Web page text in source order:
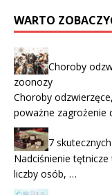
WARTO
Choroby
zoonozy
Choroby
poważne zagrożenie
7
Nadciśnienie
liczby osób, …